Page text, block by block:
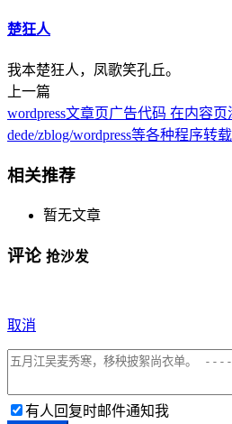
楚狂人
我本楚狂人，凤歌笑孔丘。
上一篇
wordpress文章页广告代码 在内容
dede/zblog/wordpress等各种程序转
相关推荐
暂无文章
评论 抢沙发
取消
有人回复时邮件通知我